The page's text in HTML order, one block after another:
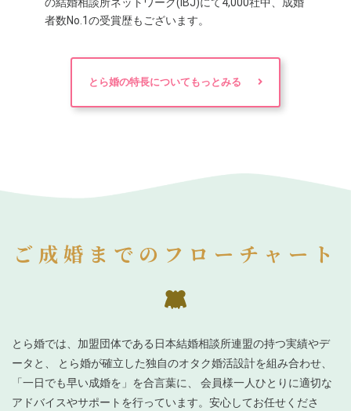
者数No.1の受賞歴もございます。
とら婚の特長についてもっとみる
ご成婚までのフローチャート
とら婚では、加盟団体である日本結婚相談所連盟の持つ実績やデ
ータと、 とら婚が確立した独自のオタク婚活設計を組み合わせ、
「一日でも早い成婚を」を合言葉に、 会員様一人ひとりに適切な
アドバイスやサポートを行っています。安心してお任せくださ